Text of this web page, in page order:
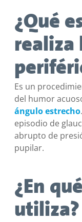
¿Qué
realiza
Es un
del humor
ángulo estrecho
episodio de
abrupto de
pupilar.
¿En
utiliza?